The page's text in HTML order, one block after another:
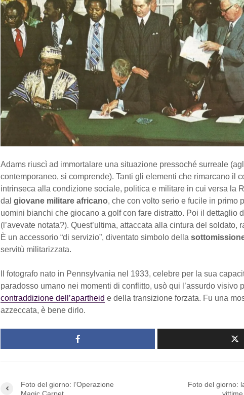
Adams riuscì ad immortalare una situazione pressoché surreale
contemporaneo, si comprende). Tanti gli elementi che rimarcano il
intrinseca alla condizione sociale, politica e militare in cui versa la
dal giovane militare africano, che con volto serio e fucile in primo
uomini bianchi che giocano a golf con fare distratto. Poi il dettaglio
(l’avevate notata?). Quest’ultima, attaccata alla cintura del soldato,
È un accessorio “di servizio”, diventato simbolo della
servitù militarizzata.
Il fotografo nato in Pennsylvania nel 1933, celebre per la sua
paradosso umano nei momenti di conflitto, usò qui l’assurdo visivo
contraddizione dell’apartheid e della transizione forzata. Fu una
azzeccata, è bene dirlo.
Foto del giorno: l’Operazione
Foto del giorno: